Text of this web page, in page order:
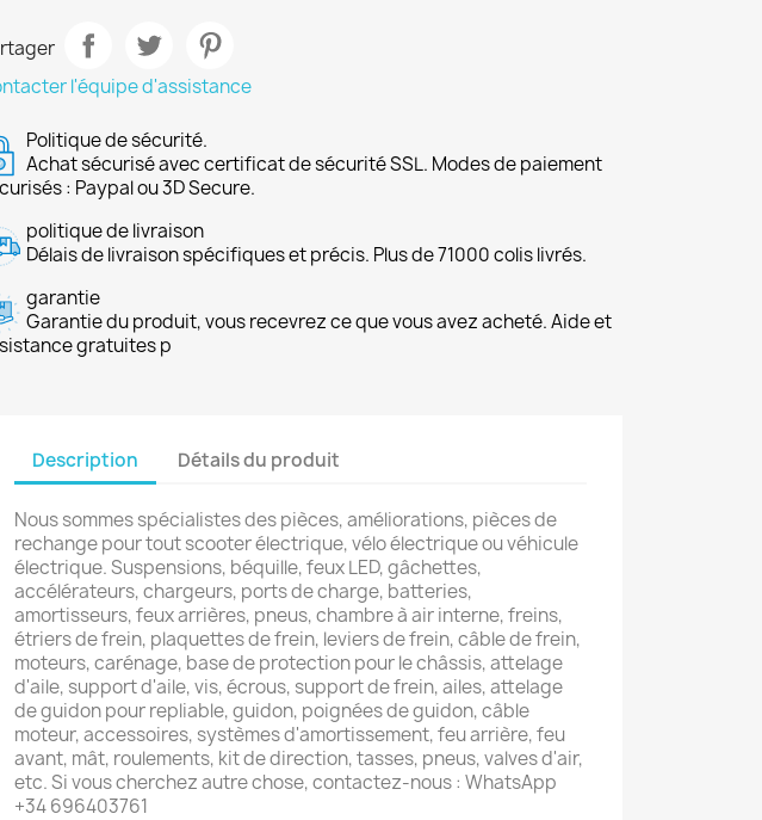
l'équipe d'assistance
Politique de sécurité.
Achat sécurisé avec certificat de sécurité SSL. Modes de paiement
: Paypal ou 3D Secure.
politique de livraison
Délais de livraison spécifiques et précis. Plus de 71000 colis livrés.
garantie
Garantie du produit, vous recevrez ce que vous avez acheté. Aide et
gratuites p
Description Détails du produit
Nous sommes spécialistes des pièces, améliorations, pièces de
rechange pour tout scooter électrique, vélo électrique ou véhicule
électrique. Suspensions, béquille, feux LED, gâchettes,
accélérateurs, chargeurs, ports de charge, batteries,
amortisseurs, feux arrières, pneus, chambre à air interne, freins,
étriers de frein, plaquettes de frein, leviers de frein, câble de frein,
moteurs, carénage, base de protection pour le châssis, attelage
d'aile, support d'aile, vis, écrous, support de frein, ailes, attelage
de guidon pour repliable, guidon, poignées de guidon, câble
moteur, accessoires, systèmes d'amortissement, feu arrière, feu
avant, mât, roulements, kit de direction, tasses, pneus, valves d'air,
etc. Si vous cherchez autre chose, contactez-nous : WhatsApp
+34 696403761